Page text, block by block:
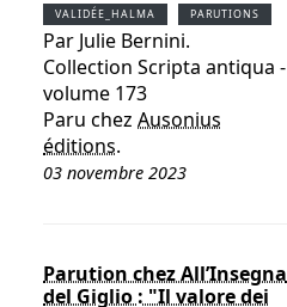
VALIDÉE_HALMA PARUTIONS
Par Julie Bernini.
Collection Scripta antiqua -
volume 173
Paru chez Ausonius
éditions.
03 novembre 2023
Parution chez All’Insegna
del Giglio : "Il valore dei